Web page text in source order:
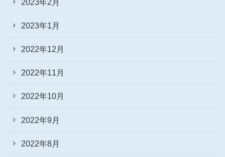
2023年2月
2023年1月
2022年12月
2022年11月
2022年10月
2022年9月
2022年8月